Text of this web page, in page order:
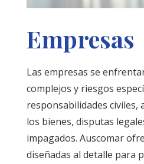
Empresas
Las empresas se
complejos y riesgos
responsabilidades civiles,
los bienes, disputas
impagados. Auscomar
diseñadas al detalle para